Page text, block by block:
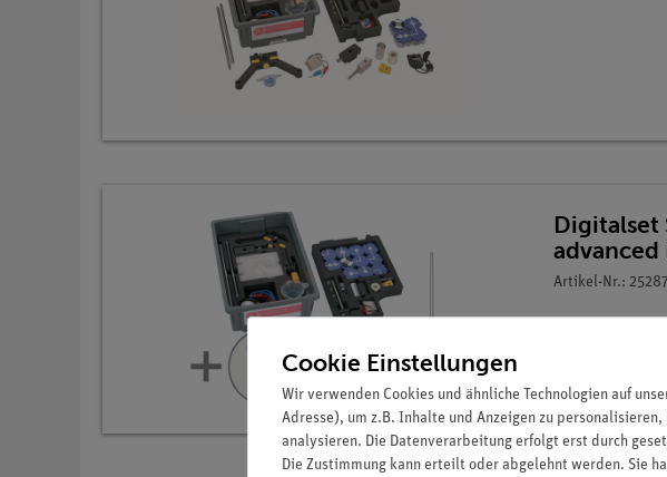
Digitalset
advanced
Artikel-Nr.:
Cookie Einstellungen
Wir verwenden Cookies und ähnliche Technologien auf
Adresse), um z.B. Inhalte und Anzeigen zu
analysieren. Die Datenverarbeitung erfolgt erst durch
Die Zustimmung kann erteilt oder abgelehnt werden. Sie